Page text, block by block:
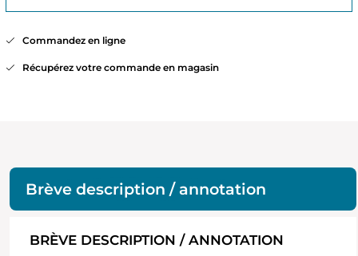
Commandez en ligne
Récupérez votre commande en magasin
Brève description / annotation
BRÈVE DESCRIPTION / ANNOTATION